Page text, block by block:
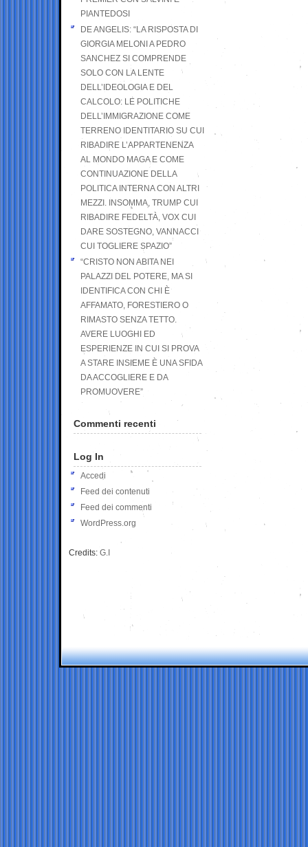
PIANTEDOSI
DE ANGELIS: “LA RISPOSTA DI
GIORGIA MELONI A PEDRO
SANCHEZ SI COMPRENDE
SOLO CON LA LENTE
DELL’IDEOLOGIA E DEL
CALCOLO: LE POLITICHE
DELL’IMMIGRAZIONE COME
TERRENO IDENTITARIO SU CUI
RIBADIRE L’APPARTENENZA
AL MONDO MAGA E COME
CONTINUAZIONE DELLA
POLITICA INTERNA CON ALTRI
MEZZI. INSOMMA, TRUMP CUI
RIBADIRE FEDELTÀ, VOX CUI
DARE SOSTEGNO, VANNACCI
CUI TOGLIERE SPAZIO”
“CRISTO NON ABITA NEI
PALAZZI DEL POTERE, MA SI
IDENTIFICA CON CHI È
AFFAMATO, FORESTIERO O
RIMASTO SENZA TETTO.
AVERE LUOGHI ED
ESPERIENZE IN CUI SI PROVA
A STARE INSIEME È UNA SFIDA
DA ACCOGLIERE E DA
PROMUOVERE”
Commenti recenti
Log In
Accedi
Feed dei contenuti
Feed dei commenti
WordPress.org
Credits: G.I